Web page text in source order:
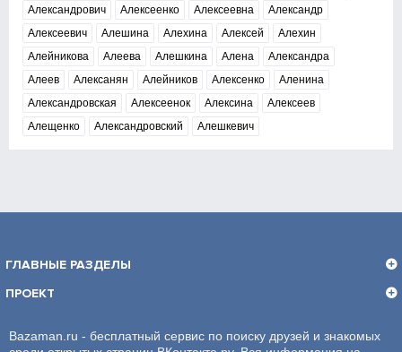
Александрович
Алексеенко Алексеевна
Александр
Алексеевич
Алешина Алехина Алексей
Алехин
Алейникова
Алеева Алешкина Алена
Александра
Алеев
Алексанян Алейников Алексенко
Аленина
Александровская
Алексеенок Алексина
Алексеев
Алещенко
Александровский Алешкевич
ГЛАВНЫЕ РАЗДЕЛЫ
ПРОЕКТ
Bazaman.ru - бесплатный сервис по поиску друзей и знакомых